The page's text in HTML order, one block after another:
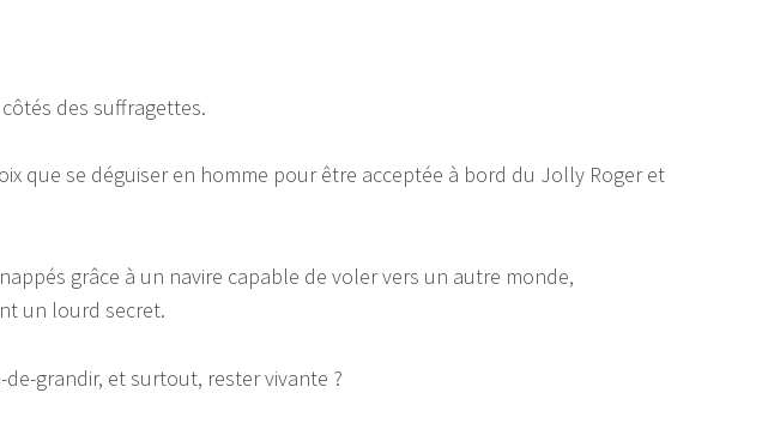
des suffragettes.
que se déguiser en homme pour être acceptée à bord du Jolly Roger et
grâce à un navire capable de voler vers un autre monde,
un lourd secret.
grandir, et surtout, rester vivante ?